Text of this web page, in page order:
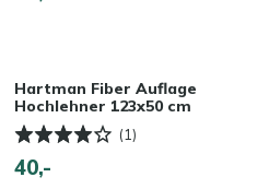
Hartman Fiber Auflage
Hochlehner 123x50 cm
(1)
40,-